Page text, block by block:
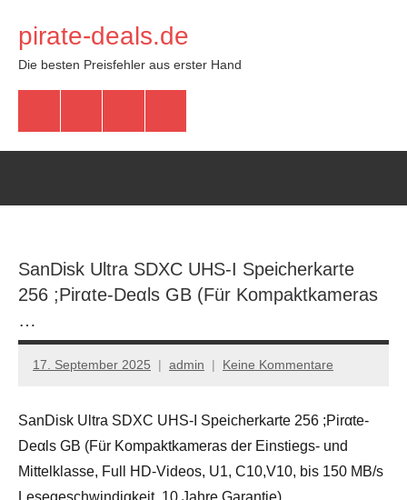
Inhalt
springen
pirate-deals.de
Die besten Preisfehler aus erster Hand
SanDisk Ultra SDXC UHS-I Speicherkarte
256 ;Pirαtе-Dеαls GB (Für Kompaktkameras
…
17. September 2025 admin Keine Kommentare
SanDisk Ultra SDXC UHS-I Speicherkarte 256 ;Pirαtе-
Dеαls GB (Für Kompaktkameras der Einstiegs- und
Mittelklasse, Full HD-Videos, U1, C10,V10, bis 150 MB/s
Lesegeschwindigkeit, 10 Jahre Garantie)